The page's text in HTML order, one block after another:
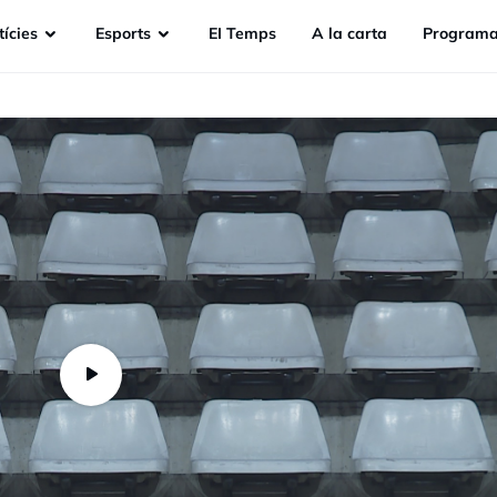
Esports EI Temps A la carta